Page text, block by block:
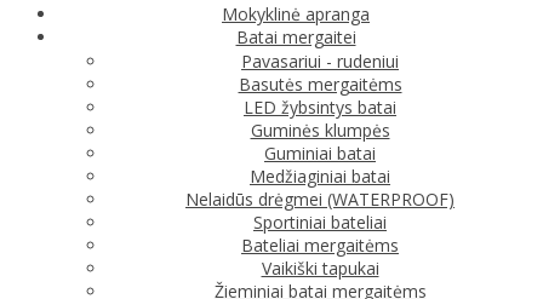
Mokyklinė apranga
Batai mergaitei
Pavasariui - rudeniui
Basutės mergaitėms
LED žybsintys batai
Guminės klumpės
Guminiai batai
Medžiaginiai batai
Nelaidūs drėgmei (WATERPROOF)
Sportiniai bateliai
Bateliai mergaitėms
Vaikiški tapukai
Žieminiai batai mergaitėms